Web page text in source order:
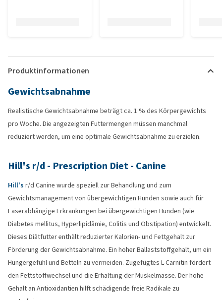
Produktinformationen
Gewichtsabnahme
Realistische Gewichtsabnahme beträgt ca. 1 % des Körpergewichts
pro Woche. Die angezeigten Futtermengen müssen manchmal
reduziert werden, um eine optimale Gewichtsabnahme zu erzielen.
Hill's r/d - Prescription Diet - Canine
Hill's r/d Canine wurde speziell zur Behandlung und zum
Gewichtsmanagement von übergewichtigen Hunden sowie auch für
Faserabhängige Erkrankungen bei übergewichtigen Hunden (wie
Diabetes mellitus, Hyperlipidämie, Colitis und Obstipation) entwickelt.
Dieses Diätfutter enthält reduzierter Kalorien- und Fettgehalt zur
Förderung der Gewichtsabnahme. Ein hoher Ballaststoffgehalt, um ein
Hungergefühl und Betteln zu vermeiden. Zugefügtes L-Carnitin fördert
den Fettstoffwechsel und die Erhaltung der Muskelmasse. Der hohe
Gehalt an Antioxidantien hilft schädigende freie Radikale zu